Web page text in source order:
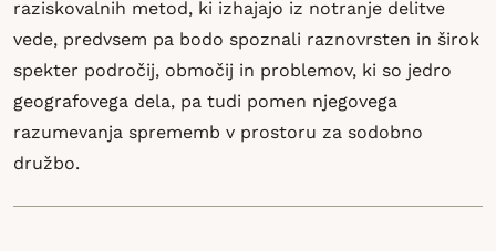
raziskovalnih metod, ki izhajajo iz notranje delitve
vede, predvsem pa bodo spoznali raznovrsten in širok
spekter področij, območij in problemov, ki so jedro
geografovega dela, pa tudi pomen njegovega
razumevanja sprememb v prostoru za sodobno
družbo.